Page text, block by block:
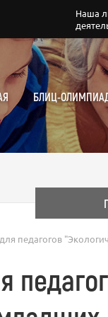
Наша
БЛИЦ-
педагогов